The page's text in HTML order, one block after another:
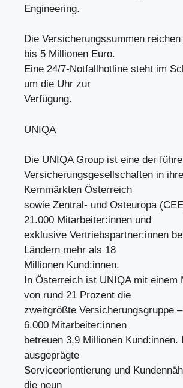
Engineering.
Die Versicherungssummen
bis 5 Millionen Euro.
Eine 24/7-Notfallhotline steht im
um die Uhr zur
Verfügung.
UNIQA
Die UNIQA Group ist eine der
Versicherungsgesellschaften in
Kernmärkten Österreich
sowie Zentral- und Osteuropa
21.000 Mitarbeiter:innen und
exklusive Vertriebspartner:innen
Ländern mehr als 18
Millionen Kund:innen.
In Österreich ist UNIQA mit einem
von rund 21 Prozent die
zweitgrößte Versicherungsgruppe
6.000 Mitarbeiter:innen
betreuen 3,9 Millionen Kund:innen.
ausgeprägte
Serviceorientierung und
die neun